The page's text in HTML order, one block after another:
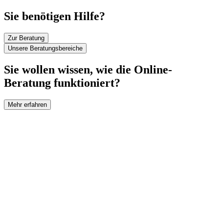
Sie benötigen Hilfe?
Zur Beratung
Unsere Beratungsbereiche
Sie wollen wissen, wie die Online-
Beratung funktioniert?
Mehr erfahren